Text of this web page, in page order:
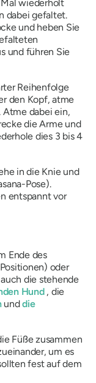
wiederholt
dabei gefaltet.
und heben Sie
und führen Sie
Reihenfolge
den Kopf, atme
Atme dabei ein,
die Arme und
dies 3 bis 4
in die Knie und
Pose).
entspannt vor
Ende des
oder
die stehende
Hund, die
unddie
Füße zusammen
um es
fest auf dem